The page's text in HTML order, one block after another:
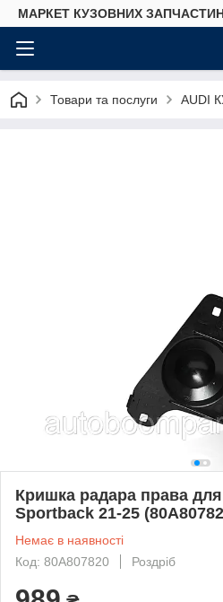
МАРКЕТ КУЗОВНИХ
Товари та послуги AUDI
Кришка радара права
Sportback 21-25
Немає в наявності
Код: 80A807820
Роздріб